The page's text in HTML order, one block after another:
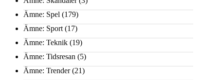
Ämne: Spel (179)
Ämne: Sport (17)
Ämne: Teknik (19)
Ämne: Tidsresan (5)
Ämne: Trender(21)